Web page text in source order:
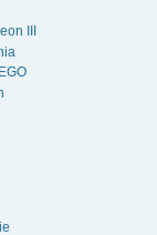
III